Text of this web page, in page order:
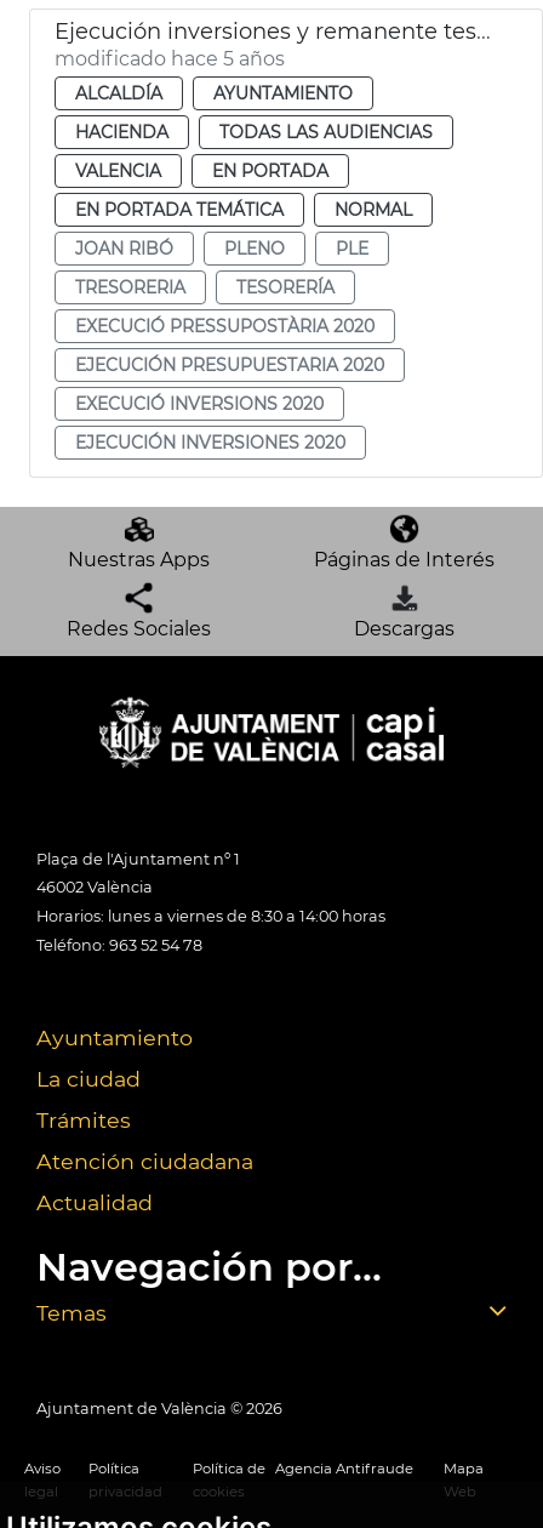
Ejecución inversiones y remanente tesorería 2020
modificado hace 5 años
ALCALDÍA
AYUNTAMIENTO
HACIENDA
TODAS LAS AUDIENCIAS
VALENCIA
EN PORTADA
EN PORTADA TEMÁTICA
NORMAL
JOAN RIBÓ
PLENO
PLE
TRESORERIA
TESORERÍA
EXECUCIÓ PRESSUPOSTÀRIA 2020
EJECUCIÓN PRESUPUESTARIA 2020
EXECUCIÓ INVERSIONS 2020
EJECUCIÓN INVERSIONES 2020
Nuestras Apps Páginas de Interés
Redes Sociales Descargas
Plaça de l'Ajuntament nº 1
46002 València
Horarios: lunes a viernes de 8:30 a 14:00 horas
Teléfono: 963 52 54 78
Ayuntamiento
La ciudad
Trámites
Atención ciudadana
Actualidad
Navegación por...
Temas
Ajuntament de València © 2026
Aviso
legal
Política
privacidad
Política de
cookies
Agencia Antifraude
Mapa
Web